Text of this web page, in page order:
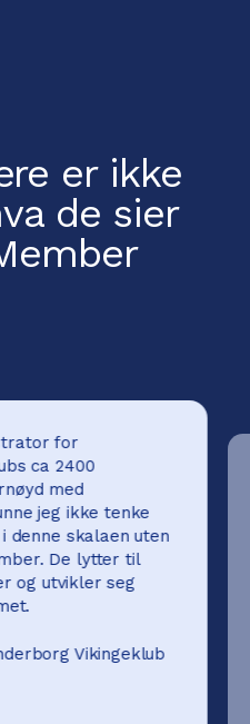
er ikke
de sier
for
ca 2400
med
jeg ikke tenke
denne skalaen uten
De lytter til
og utvikler seg
Vikingeklub